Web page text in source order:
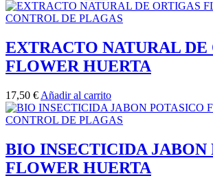
CONTROL DE PLAGAS
EXTRACTO NATURAL DE
FLOWER HUERTA
17,50 € Añadir al carrito
CONTROL DE PLAGAS
BIO INSECTICIDA JABON
FLOWER HUERTA